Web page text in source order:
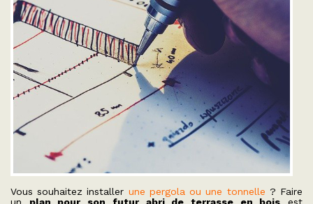
Vous souhaitez installer une pergola ou une tonnelle ? Faire